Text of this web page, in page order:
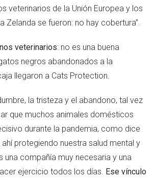
veterinarios de la Unión Europea y los
Zelanda se fueron: no hay cobertura”.
veterinarios: no es una buena
negros abandonados a la
llegaron a Cats Protection.
la tristeza y el abandono, tal vez
que muchos animales domésticos
durante la pandemia, como dice
ahí protegiendo nuestra salud mental y
una compañía muy necesaria y una
ejercicio todos los días. Ese vínculo